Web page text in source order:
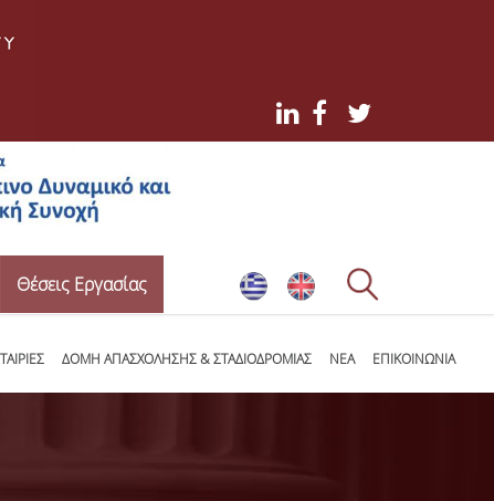
Θέσεις Εργασίας
ΔΟΜΗ ΑΠΑΣΧΟΛΗΣΗΣ & ΣΤΑΔΙΟΔΡΟΜΙΑΣ ΝΕΑ ΕΠΙΚΟΙΝΩΝΙΑ